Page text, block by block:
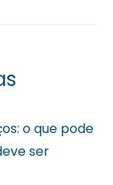
o que pode
ser